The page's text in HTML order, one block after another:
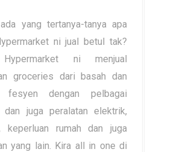
yang tertanya-tanya apa
ni jual betul tak?
ni menjual
groceries dari basah dan
fesyen dengan pelbagai
dan juga peralatan elektrik,
keperluan rumah dan juga
yang lain. Kira all in one di